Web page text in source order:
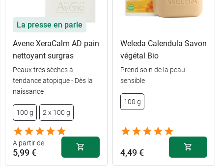
2 x 100 g 7,99 €
La presse en parle
Avene XeraCalm AD pain
nettoyant surgras
Peaux très sèches à
tendance atopique - Dès la
naissance
100 g 2 x 100 g
A partir de
5,99 €
Weleda Calendula Savon
végétal Bio
Prend soin de la peau
sensible
100 g
4,49 €